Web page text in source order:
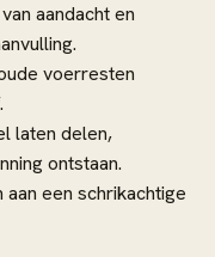
aandacht en
voerresten
laten delen,
ontstaan.
een schrikachtige